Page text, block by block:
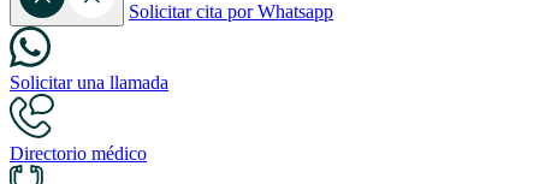
Solicitar cita por Whatsapp
Solicitar una llamada
Directorio médico